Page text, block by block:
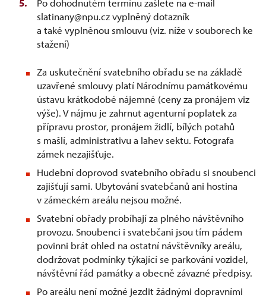
Po dohodnutém termínu zašlete na e-mail
slatinany@npu.cz vyplněný dotazník
a také vyplněnou smlouvu (viz. níže v souborech ke
stažení)
Za uskutečnění svatebního obřadu se na základě
uzavřené smlouvy platí Národnímu památkovému
ústavu krátkodobé nájemné (ceny za pronájem viz
výše). V nájmu je zahrnut agenturní poplatek za
přípravu prostor, pronájem židlí, bílých potahů
s mašlí, administrativu a lahev sektu. Fotografa
zámek nezajišťuje.
Hudební doprovod svatebního obřadu si snoubenci
zajišťují sami. Ubytování svatebčanů ani hostina
v zámeckém areálu nejsou možné.
Svatební obřady probíhají za plného návštěvního
provozu. Snoubenci i svatebčani jsou tím pádem
povinni brát ohled na ostatní návštěvníky areálu,
dodržovat podmínky týkající se parkování vozidel,
návštěvní řád památky a obecně závazné předpisy.
Po areálu není možné jezdit žádnými dopravními